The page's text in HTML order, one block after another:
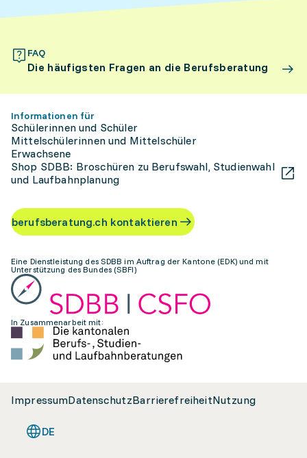
FAQ
Die häufigsten Fragen an die Berufsberatung
Informationen für
Schülerinnen und Schüler
Mittelschülerinnen und Mittelschüler
Erwachsene
Shop SDBB: Broschüren zu Berufswahl, Studienwahl
und Laufbahnplanung
berufsberatung.ch kontaktieren
Eine Dienstleistung des SDBB im Auftrag der Kantone (EDK) und mit
Unterstützung des Bundes (SBFI)
In Zusammenarbeit mit:
ImpressumDatenschutzBarrierefreiheitNutzung
DE